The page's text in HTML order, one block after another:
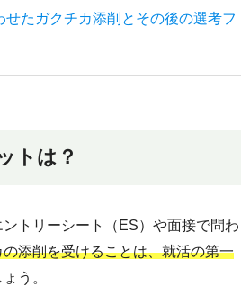
たガクチカ添削とその後の選考フ
トは？
トリーシート（ES）や面接で問わ
の添削を受けることは、就活の第一
う。